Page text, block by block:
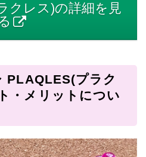
クレス)の詳細を見
PLAQLES(プラク
・メリットについ